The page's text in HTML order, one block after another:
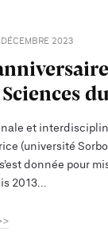
2023
et
(université
donnée pour
2013